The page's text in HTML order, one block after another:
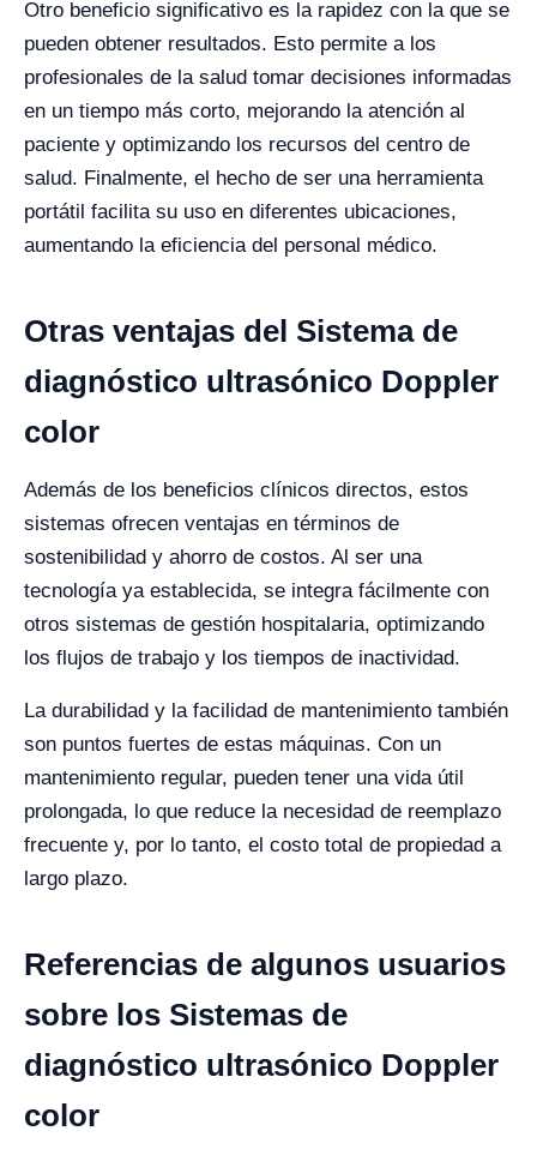
Otro beneficio significativo es la rapidez con la que se
pueden obtener resultados. Esto permite a los
profesionales de la salud tomar decisiones informadas
en un tiempo más corto, mejorando la atención al
paciente y optimizando los recursos del centro de
salud. Finalmente, el hecho de ser una herramienta
portátil facilita su uso en diferentes ubicaciones,
aumentando la eficiencia del personal médico.
Otras ventajas del Sistema de
diagnóstico ultrasónico Doppler
color
Además de los beneficios clínicos directos, estos
sistemas ofrecen ventajas en términos de
sostenibilidad y ahorro de costos. Al ser una
tecnología ya establecida, se integra fácilmente con
otros sistemas de gestión hospitalaria, optimizando
los flujos de trabajo y los tiempos de inactividad.
La durabilidad y la facilidad de mantenimiento también
son puntos fuertes de estas máquinas. Con un
mantenimiento regular, pueden tener una vida útil
prolongada, lo que reduce la necesidad de reemplazo
frecuente y, por lo tanto, el costo total de propiedad a
largo plazo.
Referencias de algunos usuarios
sobre los Sistemas de
diagnóstico ultrasónico Doppler
color